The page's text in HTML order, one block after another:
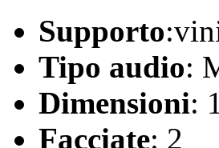
Supporto
Tipo audio:
Dimensioni:
Facciate: 2